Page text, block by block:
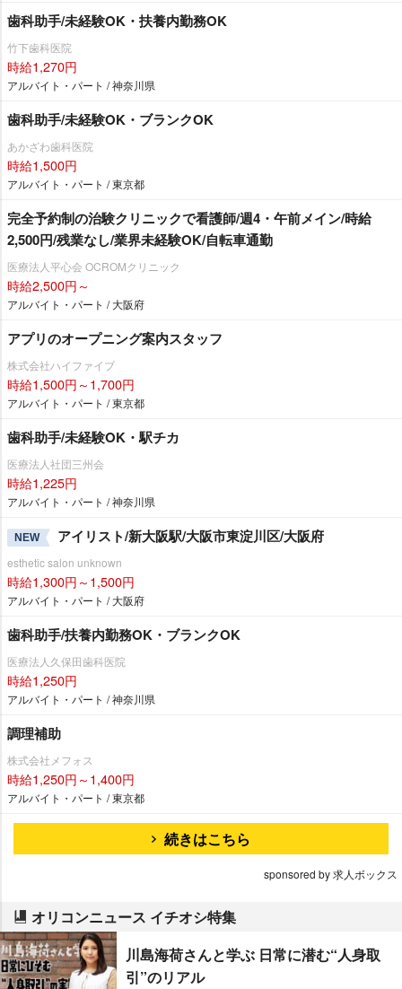
歯科助手/未経験OK・扶養内勤務OK
竹下歯科医院
時給1,270円
アルバイト・パート / 神奈川県
歯科助手/未経験OK・ブランクOK
あかざわ歯科医院
時給1,500円
アルバイト・パート / 東京都
完全予約制の治験クリニックで看護師/週4・午前メイン/時給
2,500円/残業なし/業界未経験OK/自転車通勤
医療法人平心会 OCROMクリニック
時給2,500円～
アルバイト・パート / 大阪府
アプリのオープニング案内スタッフ
株式会社ハイファイブ
時給1,500円～1,700円
アルバイト・パート / 東京都
歯科助手/未経験OK・駅チカ
医療法人社団三州会
時給1,225円
アルバイト・パート / 神奈川県
NEW アイリスト/新大阪駅/大阪市東淀川区/大阪府
esthetic salon unknown
時給1,300円～1,500円
アルバイト・パート / 大阪府
歯科助手/扶養内勤務OK・ブランクOK
医療法人久保田歯科医院
時給1,250円
アルバイト・パート / 神奈川県
調理補助
株式会社メフォス
時給1,250円～1,400円
アルバイト・パート / 東京都
続きはこちら
sponsored by 求人ボックス
オリコンニュース イチオシ特集
川島海荷さんと学ぶ 日常に潜む“人身取
引”のリアル